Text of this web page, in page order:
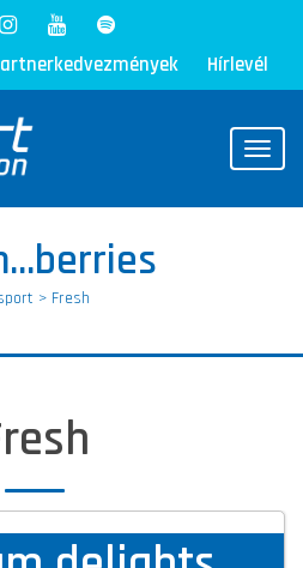
Hírlevél
> Fresh